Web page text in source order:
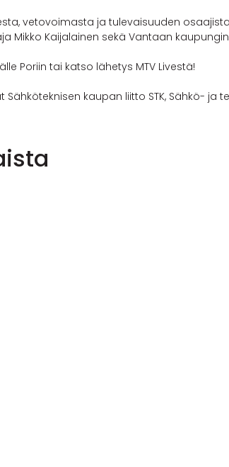
vetovoimasta ja tulevaisuuden
Mikko Kaijalainen sekä Vantaan
Poriin tai katso lähetys MTV Livestä!
kaupan liitto STK, Sähkö- ja